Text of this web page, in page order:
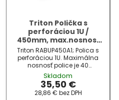
Triton Polička s
perforáciou 1U /
450mm, max.nosnosť
40kg
Triton RABUP450A1; Polica s
perforáciou 1U. Maximálna
nosnosť police je 40
kg. ZÁKLADNÉ
ŠPECIFIKÁCIE; Farba:
čierna; Veľkosť: 19 ", hĺbka 450
mm; Dosť ...
Skladom
35,50 €
28,86 € bez DPH